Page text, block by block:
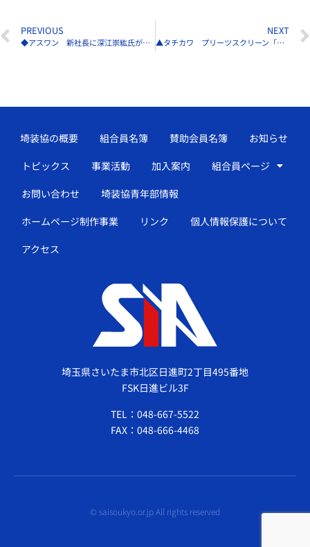
PREVIOUS
◆アスワン 新社長に深江崇紘氏が就任
NEXT
▲タチカワ プリーツスクリーン「ペルレ ダブル」他5／2新発売
埼玉県さいたま市北区日進町2丁目495番地
FSK日進ビル3F
TEL：048-667-5522
FAX：048-666-4468
埼装協の概要 組合員名簿 賛助会員名簿
お知らせ
トピックス
事業活動 加入案内
組合員ページ
お問い合わせ
埼装協青年部情報
ホームページ制作事業
リンク
個人情報保護について
アクセス
© saisoukyo.or.jp All rights reserved